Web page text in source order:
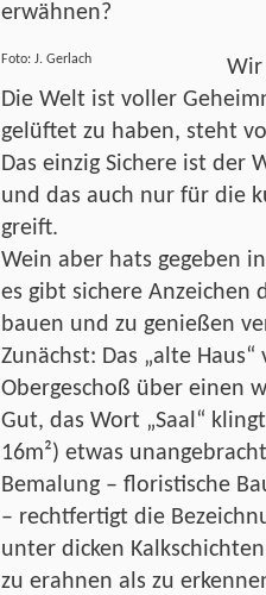
erwähnen?
Foto: J. Gerlach
Wir
Die Welt ist voller
gelüftet zu haben, steht
Das einzig Sichere ist der
und das auch nur für die
greift.
Wein aber hats gegeben
es gibt sichere Anzeichen
bauen und zu genießen
Zunächst: Das „alte
Obergeschoß über einen
Gut, das Wort „Saal“
16m²) etwas
Bemalung – floristische
– rechtfertigt die
unter dicken
zu erahnen als zu